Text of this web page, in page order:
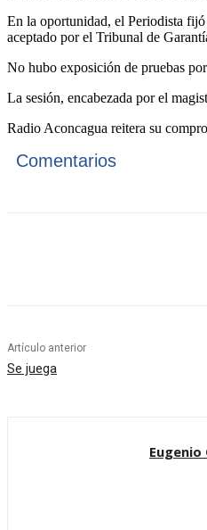
En la oportunidad, el Periodista
aceptado por el Tribunal de
No hubo exposición de pruebas
La sesión, encabezada por el
Radio Aconcagua reitera su
Comentarios
Artículo anterior
Se juega
Eugenio